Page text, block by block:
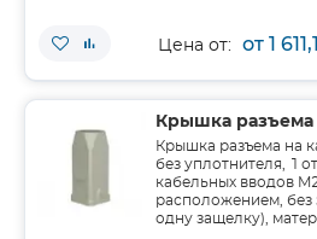
Цена от: от 1
Крышка разъема
Крышка разъема на
без уплотнителя, 1
кабельных вводов
расположением,
одну защелку),